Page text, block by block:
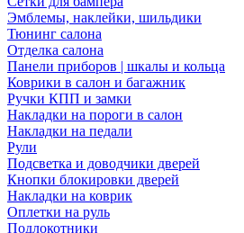
Эмблемы, наклейки, шильдики
Тюнинг салона
Отделка салона
Панели приборов | шкалы и кольца
Коврики в салон и багажник
Ручки КПП и замки
Накладки на пороги в салон
Накладки на педали
Рули
Подсветка и доводчики дверей
Кнопки блокировки дверей
Накладки на коврик
Оплетки на руль
Подлокотники